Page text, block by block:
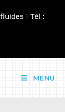
| Tél :
MENU